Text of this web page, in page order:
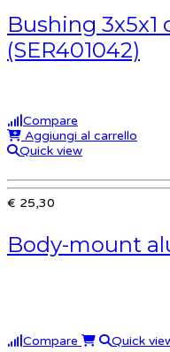
Bushing 3x5x1
(SER401042)
Compare
Aggiungi al carrello
Quick view
€ 25,30
Body-mount
Compare Quick